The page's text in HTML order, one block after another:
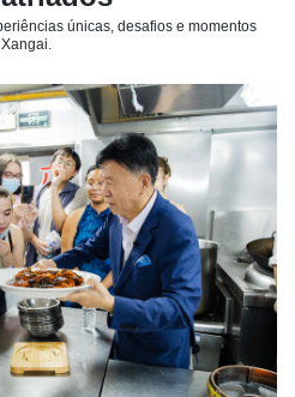
únicas, desafios e momentos